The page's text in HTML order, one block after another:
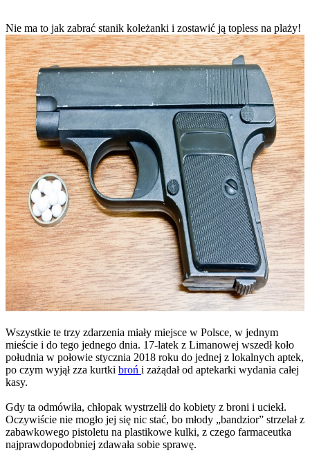
Nie ma to jak zabrać stanik koleżanki i zostawić ją topless na plaży!
Wszystkie te trzy zdarzenia miały miejsce w Polsce, w jednym
mieście i do tego jednego dnia. 17-latek z Limanowej wszedł koło
południa w połowie stycznia 2018 roku do jednej z lokalnych aptek,
po czym wyjął zza kurtki broń i zażądał od aptekarki wydania całej
kasy.
Gdy ta odmówiła, chłopak wystrzelił do kobiety z broni i uciekł.
Oczywiście nie mogło jej się nic stać, bo młody „bandzior” strzelał z
zabawkowego pistoletu na plastikowe kulki, z czego farmaceutka
najprawdopodobniej zdawała sobie sprawę.